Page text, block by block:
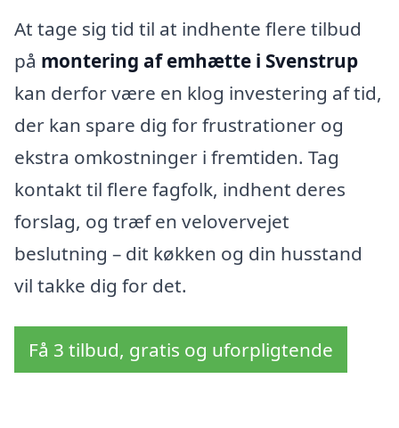
At tage sig tid til at indhente flere tilbud
på montering af emhætte i Svenstrup
kan derfor være en klog investering af tid,
der kan spare dig for frustrationer og
ekstra omkostninger i fremtiden. Tag
kontakt til flere fagfolk, indhent deres
forslag, og træf en velovervejet
beslutning – dit køkken og din husstand
vil takke dig for det.
Få 3 tilbud, gratis og uforpligtende